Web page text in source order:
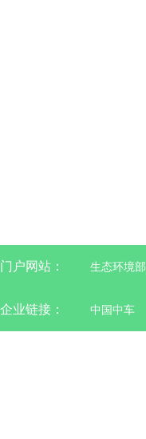
门户网站： 生态环境部
企业链接： 中国中车